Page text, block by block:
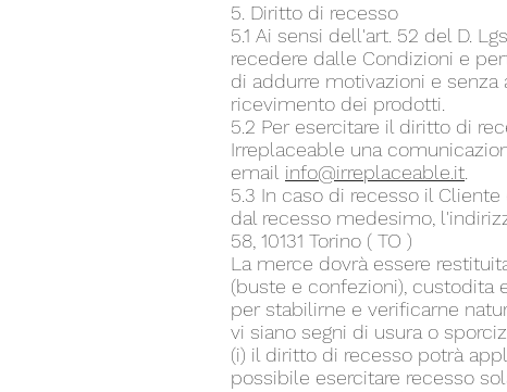
5. Diritto di recesso
5.1 Ai sensi dell'art. 52 del D.
recedere dalle Condizioni e
di addurre motivazioni e senza
ricevimento dei prodotti.
5.2 Per esercitare il diritto di
Irreplaceable una
email info@irreplaceable.it
5.3 In caso di recesso il
dal recesso medesimo,
58, 10131 Torino ( TO )
La merce dovrà essere
(buste e confezioni),
per stabilirne e verificarne
vi siano segni di usura o
(i) il diritto di recesso potrà
possibile esercitare recesso